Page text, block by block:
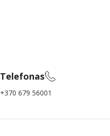
Telefonas
+370 679 56001